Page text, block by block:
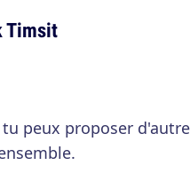
Timsit
peux proposer